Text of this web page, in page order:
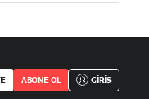
ABONE OL GİRİŞ